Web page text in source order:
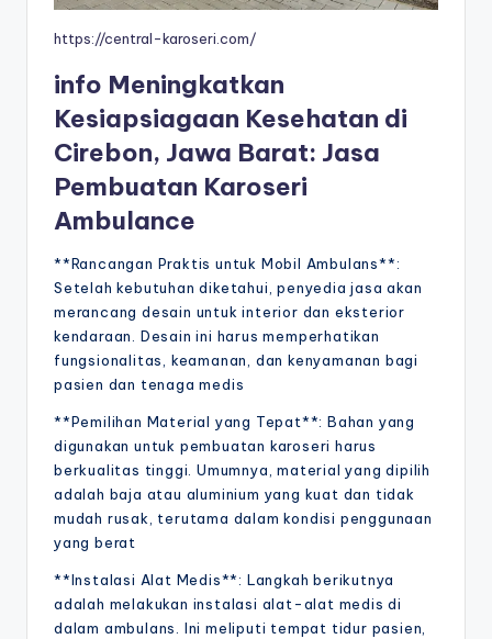
https://central-karoseri.com/
info Meningkatkan
Kesiapsiagaan Kesehatan di
Cirebon, Jawa Barat: Jasa
Pembuatan Karoseri
Ambulance
**Rancangan Praktis untuk Mobil Ambulans**:
Setelah kebutuhan diketahui, penyedia jasa akan
merancang desain untuk interior dan eksterior
kendaraan. Desain ini harus memperhatikan
fungsionalitas, keamanan, dan kenyamanan bagi
pasien dan tenaga medis
**Pemilihan Material yang Tepat**: Bahan yang
digunakan untuk pembuatan karoseri harus
berkualitas tinggi. Umumnya, material yang dipilih
adalah baja atau aluminium yang kuat dan tidak
mudah rusak, terutama dalam kondisi penggunaan
yang berat
**Instalasi Alat Medis**: Langkah berikutnya
adalah melakukan instalasi alat-alat medis di
dalam ambulans. Ini meliputi tempat tidur pasien,